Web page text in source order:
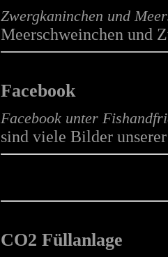
Zwergkaninchen und
Meerschweinchen und
Facebook
Facebook unter
sind viele Bilder
CO2 Füllanlage